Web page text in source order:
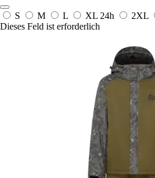
S M L XL 24h 2XL
Dieses Feld ist erforderlich